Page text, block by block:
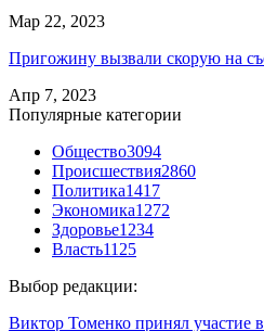
Мар 22, 2023
Пригожину вызвали скорую на
Апр 7, 2023
Популярные категории
Общество3094
Происшествия2860
Политика1417
Экономика1272
Здоровье1234
Власть1125
Выбор редакции:
Виктор Томенко принял участие